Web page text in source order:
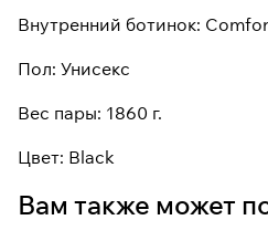
Внутренний ботинок:
Пол: Унисекс
Вес пары: 1860 г.
Цвет: Black
Вам также может